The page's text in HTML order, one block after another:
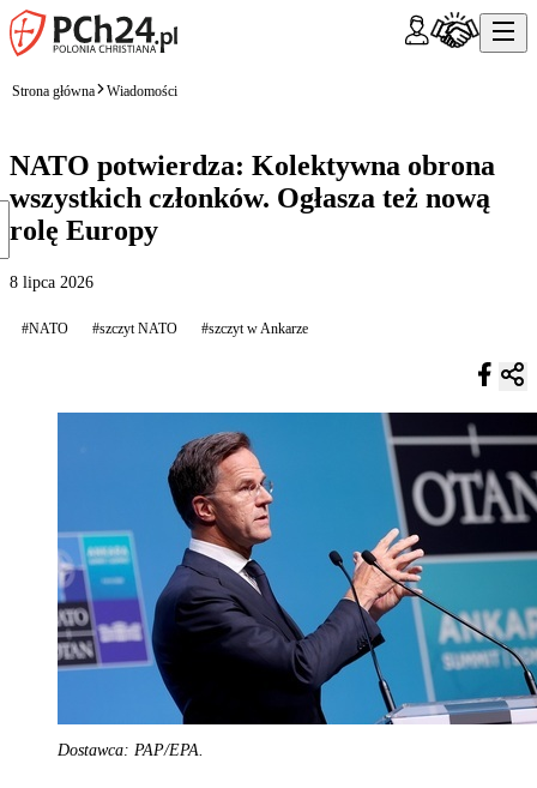
Strona główna Wiadomości
NATO potwierdza: Kolektywna obrona
wszystkich członków. Ogłasza też nową
rolę Europy
8 lipca 2026
#NATO #szczyt NATO #szczyt w Ankarze
Dostawca: PAP/EPA.